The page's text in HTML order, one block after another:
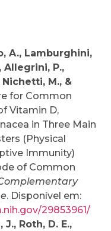
A., Lamburghini,
Allegrini, P.,
Nichetti, M., &
for Common
Vitamin D,
in Three Main
(Physical
Immunity)
of Common
. Disponível em:
29853961/
Roth, D. E.,